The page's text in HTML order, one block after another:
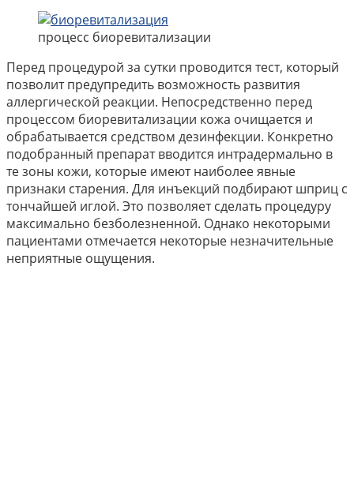
процесс биоревитализации
Перед процедурой за сутки проводится тест, который
позволит предупредить возможность развития
аллергической реакции. Непосредственно перед
процессом биоревитализации кожа очищается и
обрабатывается средством дезинфекции. Конкретно
подобранный препарат вводится интрадермально в
те зоны кожи, которые имеют наиболее явные
признаки старения. Для инъекций подбирают шприц с
тончайшей иглой. Это позволяет сделать процедуру
максимально безболезненной. Однако некоторыми
пациентами отмечается некоторые незначительные
неприятные ощущения.